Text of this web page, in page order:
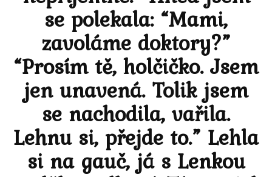
se polekala: “Mami,
zavoláme doktory?”
“Prosím tě, holčičko. Jsem
jen unavená. Tolik jsem
se nachodila, vařila.
Lehnu si, přejde to.” Lehla
si na gauč, já s Lenkou